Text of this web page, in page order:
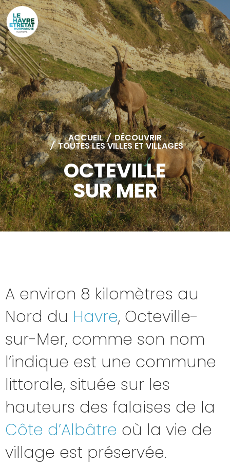
ACCUEIL / DÉCOUVRIR
/ TOUTES LES VILLES ET VILLAGES
OCTEVILLE
SUR MER
A environ 8 kilomètres au
Nord du Havre, Octeville-
sur-Mer, comme son nom
l’indique est une commune
littorale, située sur les
hauteurs des falaises de la
Côte d’Albâtre où la vie de
village est préservée.
Cookies management panel